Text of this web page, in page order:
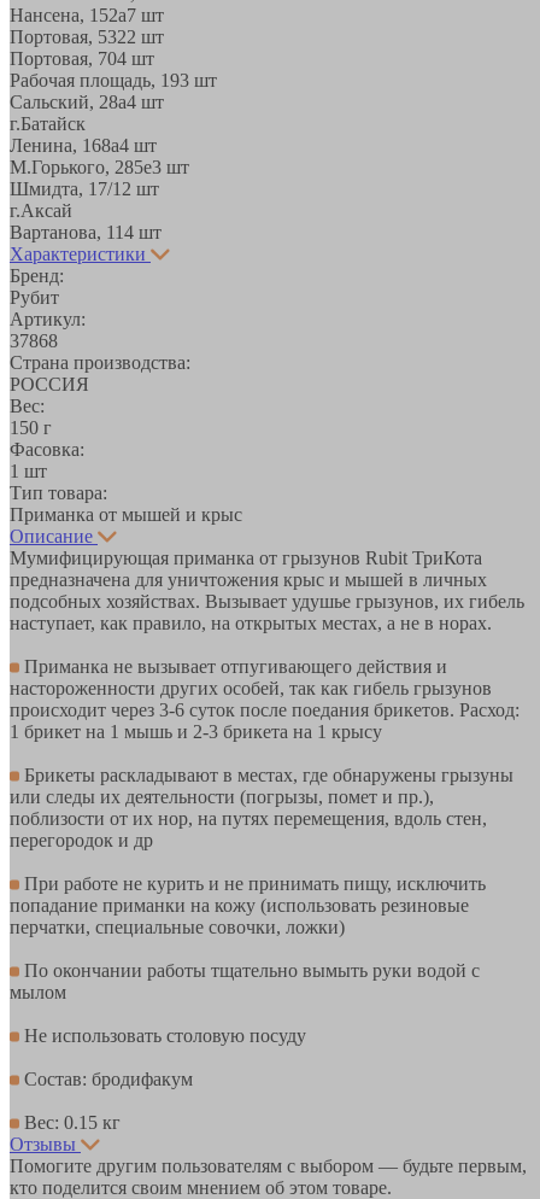
Нансена, 152а7 шт
Портовая, 5322 шт
Портовая, 704 шт
Рабочая площадь, 193 шт
Сальский, 28a4 шт
г.Батайск
Ленина, 168а4 шт
М.Горького, 285е3 шт
Шмидта, 17/1 2 шт
г.Аксай
Вартанова, 114 шт
Характеристики
Бренд:
Рубит
Артикул:
37868
Страна производства:
РОССИЯ
Вес:
150 г
Фасовка:
1 шт
Тип товара:
Приманка от мышей и крыс
Описание
Мумифицирующая приманка от грызунов Rubit ТриКота
предназначена для уничтожения крыс и мышей в личных
подсобных хозяйствах. Вызывает удушье грызунов, их гибель
наступает, как правило, на открытых местах, а не в норах.
Приманка не вызывает отпугивающего действия и
настороженности других особей, так как гибель грызунов
происходит через 3-6 суток после поедания брикетов. Расход:
1 брикет на 1 мышь и 2-3 брикета на 1 крысу
Брикеты раскладывают в местах, где обнаружены грызуны
или следы их деятельности (погрызы, помет и пр.),
поблизости от их нор, на путях перемещения, вдоль стен,
перегородок и др
При работе не курить и не принимать пищу, исключить
попадание приманки на кожу (использовать резиновые
перчатки, специальные совочки, ложки)
По окончании работы тщательно вымыть руки водой с
мылом
Не использовать столовую посуду
Состав: бродифакум
Вес: 0.15 кг
Отзывы
Помогите другим пользователям с выбором — будьте первым,
кто поделится своим мнением об этом товаре.